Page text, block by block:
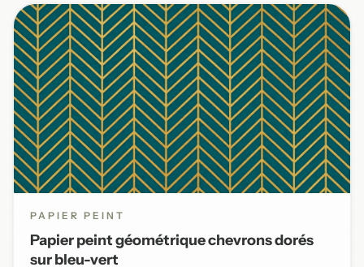
PAPIER PEINT
Papier peint géométrique chevrons dorés
sur bleu-vert